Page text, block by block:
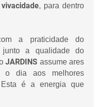
vivacidade, para dentro
a praticidade do
junto a qualidade do
JARDINS assume ares
o dia aos melhores
Esta é a energia que